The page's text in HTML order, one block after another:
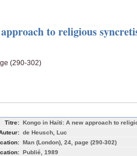
to religious
(290-302)
Titre: Kongo in Haïti: A new approach to
de Heusch, Luc
Man (London), 24, page (290-302)
Publié, 1989